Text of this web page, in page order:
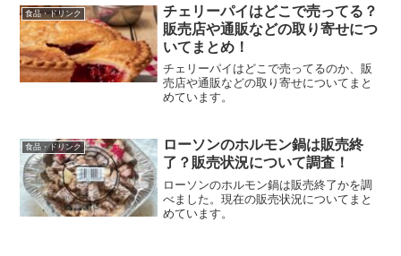
食品・ドリンク
チェリーパイはどこで売ってる？
販売店や通販などの取り寄せにつ
いてまとめ！
チェリーパイはどこで売ってるのか、販
売店や通販などの取り寄せについてまと
めています。
食品・ドリンク
ローソンのホルモン鍋は販売終
了？販売状況について調査！
ローソンのホルモン鍋は販売終了かを調
べました。現在の販売状況についてまと
めています。